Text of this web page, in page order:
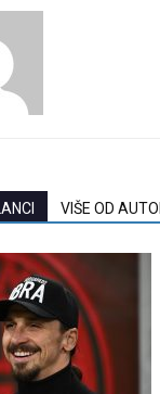
VIŠE OD